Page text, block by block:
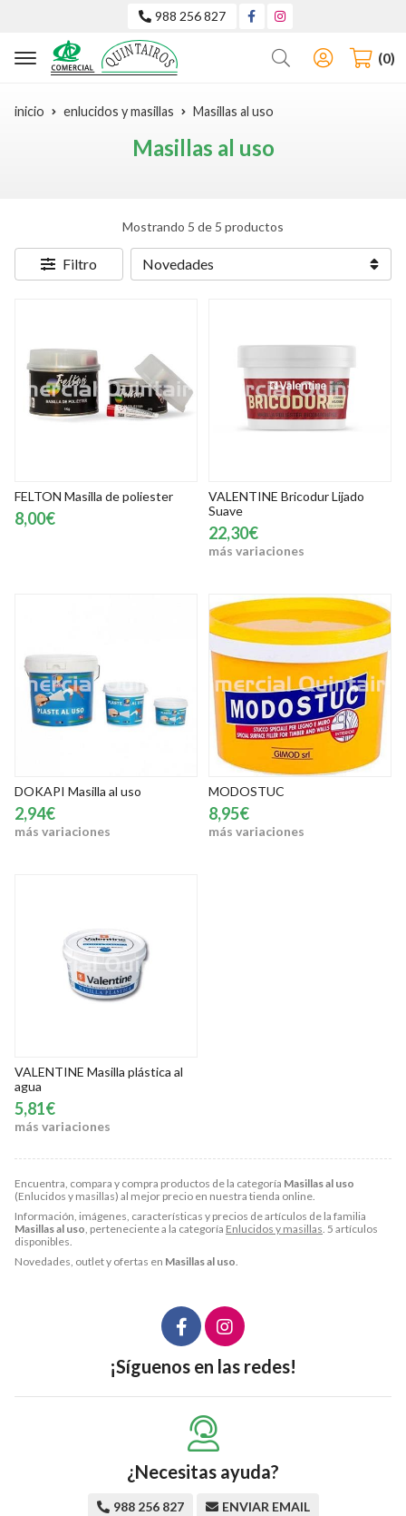
988 256 827
Buscar 0
inicio enlucidos y masillas Masillas al uso
Masillas al uso
Encuentra, compara y compra productos de la categoría Masillas al uso
(Enlucidos y masillas) al mejor precio en nuestra tienda online.
Información, imágenes, características y precios de artículos de la familia
Masillas al uso, perteneciente a la categoría Enlucidos y masillas. 5 artículos
disponibles.
Novedades, outlet y ofertas en Masillas al uso.
Mostrando 5 de 5 productos
Filtro
FELTON Masilla de poliester
8,00€
VALENTINE Bricodur Lijado
Suave
22,30€
más variaciones
DOKAPI Masilla al uso
2,94€
más variaciones
MODOSTUC
8,95€
más variaciones
VALENTINE Masilla plástica al
agua
5,81€
más variaciones
¡Síguenos en las redes!
¿Necesitas ayuda?
988 256 827 ENVIAR EMAIL